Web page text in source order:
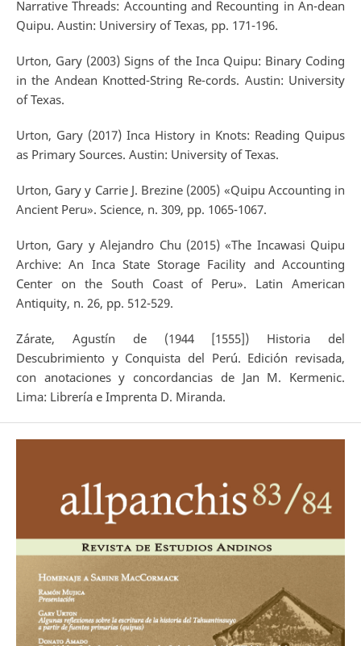
Narrative Threads: Accounting and Recounting in An-dean
Quipu. Austin: Universiry of Texas, pp. 171-196.
Urton, Gary (2003) Signs of the Inca Quipu: Binary Coding
in the Andean Knotted-String Re-cords. Austin: University
of Texas.
Urton, Gary (2017) Inca History in Knots: Reading Quipus
as Primary Sources. Austin: University of Texas.
Urton, Gary y Carrie J. Brezine (2005) «Quipu Accounting in
Ancient Peru». Science, n. 309, pp. 1065-1067.
Urton, Gary y Alejandro Chu (2015) «The Incawasi Quipu
Archive: An Inca State Storage Facility and Accounting
Center on the South Coast of Peru». Latin American
Antiquity, n. 26, pp. 512-529.
Zárate, Agustín de (1944 [1555]) Historia del
Descubrimiento y Conquista del Perú. Edición revisada,
con anotaciones y concordancias de Jan M. Kermenic.
Lima: Librería e Imprenta D. Miranda.